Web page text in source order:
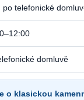
po telefonické
domluvě
o klasickou